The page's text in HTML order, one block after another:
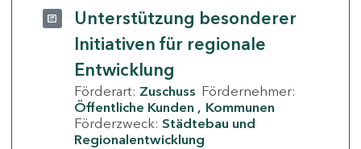
Unterstützung besonderer
Initiativen für regionale
Entwicklung
Förderart: Zuschuss Fördernehmer:
Öffentliche Kunden
Kommunen
Förderzweck: Städtebau und
Regionalentwicklung